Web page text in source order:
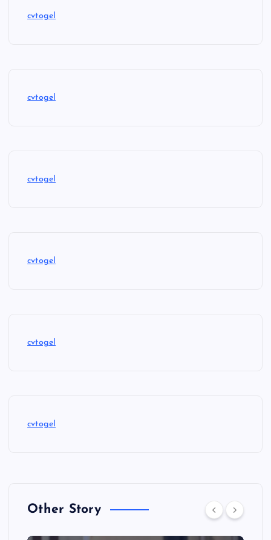
cvtogel
cvtogel
cvtogel
cvtogel
cvtogel
cvtogel
Other Story